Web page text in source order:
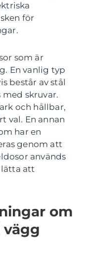
för
som är
En vanlig typ
består av stål
skruvar.
och hållbar,
val. En annan
har en
genom att
används
lätta att
om
vägg